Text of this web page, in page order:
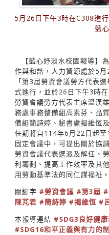
5月26日下午3時在C308進
藍心
【藍心妤淡水校園報導】
作與和諧，人力資源處於5
「第3屆勞資會議勞方代表
式進行，並於26日下午3時
勞資會議勞方代表主席溫漢
務處事務整備組高素芬、品
備組簡詩婷、秘書處揭維恆
任期將自114年6月22日起
固定會議中，可提出關於協
勞資會議代表選派及解任、
利籌劃、提高工作效率及其
用勞動基準法的同仁謀福祉。
關鍵字 #勞資會議 #第3屆
陳芃君 #簡詩婷 #揭維恆 #
本報導連結 #SDG3良好健
#SDG16和平正義與有力的